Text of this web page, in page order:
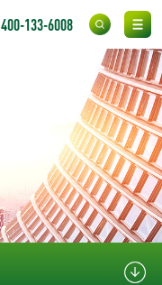
400-133-6008
BOPP压敏胶粘带检
金属硬度测试
喷嘴检测